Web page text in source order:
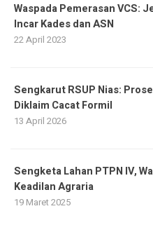
Waspada Pemerasan VCS:
Incar Kades dan ASN
22 April 2023
Sengkarut RSUP Nias:
Diklaim Cacat Formil
13 April 2026
Sengketa Lahan PTPN IV,
Keadilan Agraria
19 Maret 2025